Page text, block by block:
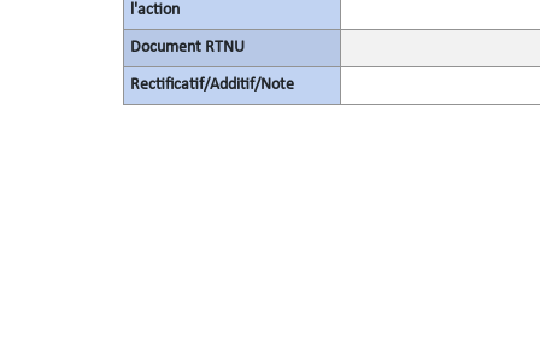
l'action
Document RTNU
Rectificatif/Additif/Note